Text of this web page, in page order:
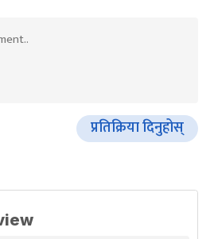
प्रतिक्रिया दिनुहोस्